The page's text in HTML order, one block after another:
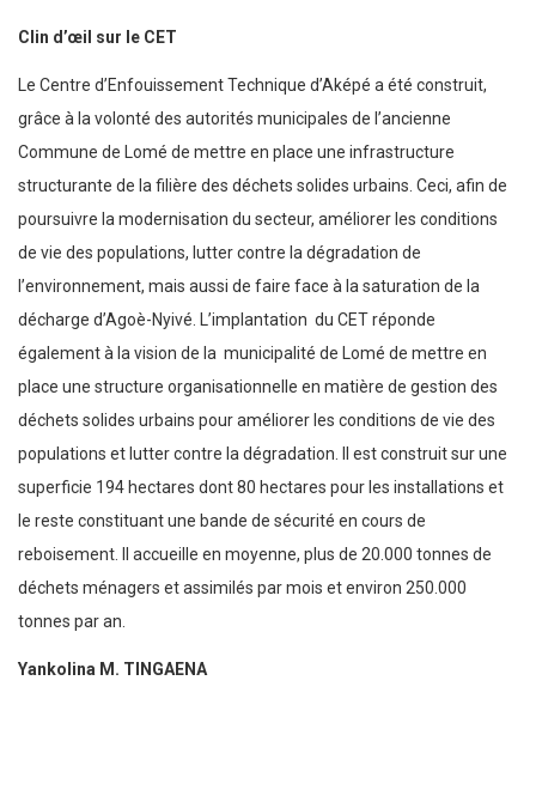
Clin d’œil sur le CET
Le Centre d’Enfouissement Technique d’Aképé a été construit,
grâce à la volonté des autorités municipales de l’ancienne
Commune de Lomé de mettre en place une infrastructure
structurante de la filière des déchets solides urbains. Ceci, afin de
poursuivre la modernisation du secteur, améliorer les conditions
de vie des populations, lutter contre la dégradation de
l’environnement, mais aussi de faire face à la saturation de la
décharge d’Agoè-Nyivé. L’implantation du CET réponde
également à la vision de la municipalité de Lomé de mettre en
place une structure organisationnelle en matière de gestion des
déchets solides urbains pour améliorer les conditions de vie des
populations et lutter contre la dégradation. Il est construit sur une
superficie 194 hectares dont 80 hectares pour les installations et
le reste constituant une bande de sécurité en cours de
reboisement. Il accueille en moyenne, plus de 20.000 tonnes de
déchets ménagers et assimilés par mois et environ 250.000
tonnes par an.
Yankolina M. TINGAENA